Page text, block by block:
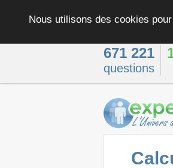
Nous utilisons des cookies
671 221
questions